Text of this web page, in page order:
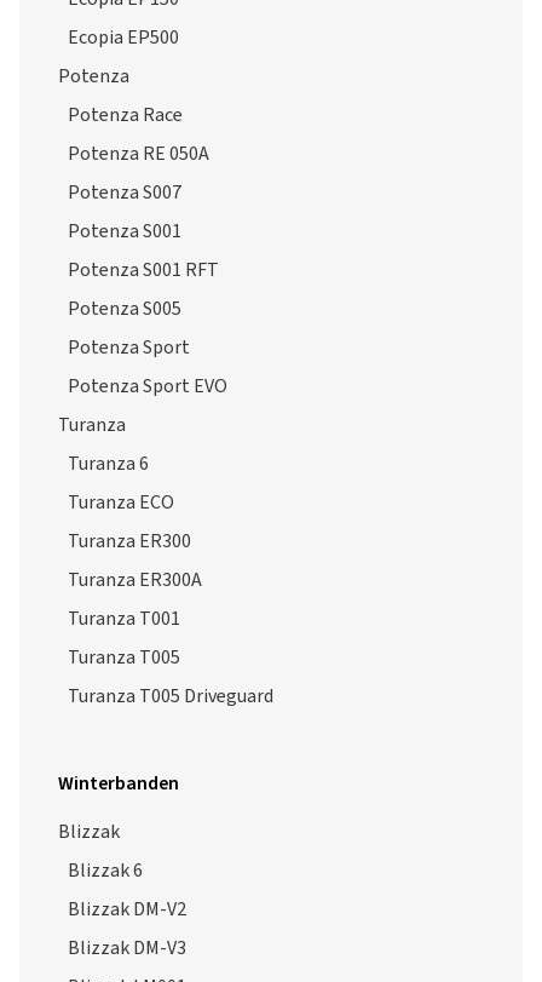
Ecopia EP500
Potenza
Potenza Race
Potenza RE 050A
Potenza S007
Potenza S001
Potenza S001 RFT
Potenza S005
Potenza Sport
Potenza Sport EVO
Turanza
Turanza 6
Turanza ECO
Turanza ER300
Turanza ER300A
Turanza T001
Turanza T005
Turanza T005 Driveguard
Blizzak 6
Blizzak DM-V2
Blizzak DM-V3
Blizzak LM001